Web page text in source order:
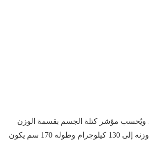
ويُحسب مؤشر كتلة الجسم بقسمة الوزن
بالكيلوجرام على مربع الطول بالمتر، وبذلك نستطيع أن نقول أن الشخص الذي يصل وزنه إلى 130 كيلوجرام وطوله 170 سم يكون